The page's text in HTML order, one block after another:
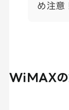
め注意
WiMAXの